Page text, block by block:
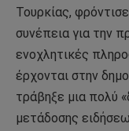
Τουρκίας,
συνέπεια για την
ενοχλητικές
έρχονται στην
τράβηξε μια πολύ
μετάδοσης